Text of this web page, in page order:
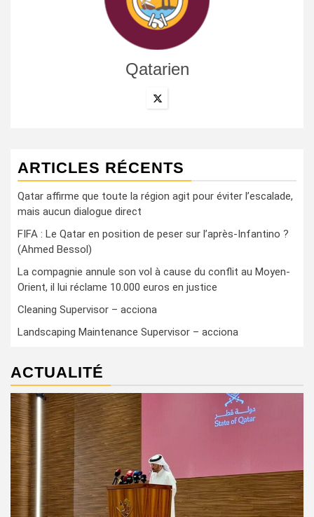
Qatarien
ARTICLES RÉCENTS
Qatar affirme que toute la région agit pour éviter l’escalade,
mais aucun dialogue direct
FIFA : Le Qatar en position de peser sur l’après-Infantino ?
(Ahmed Bessol)
La compagnie annule son vol à cause du conflit au Moyen-
Orient, il lui réclame 10.000 euros en justice
Cleaning Supervisor – acciona
Landscaping Maintenance Supervisor – acciona
ACTUALITÉ